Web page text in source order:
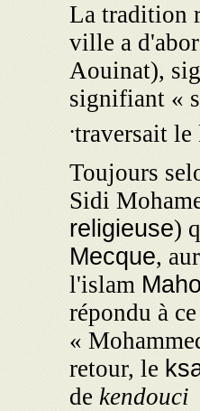
La tradition
ville a
Aouinat),
signifiant «
traversait le
.
Toujours
Sidi
religieuse)
Mecque,
l'islam
répondu à
«
retour, le
de kendouci